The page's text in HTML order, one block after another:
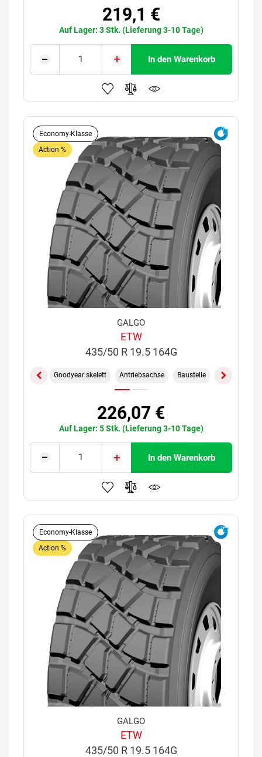
219,1 €
Auf Lager: 3 Stk. (Lieferung 3-10 Tage)
In den Warenkorb
Economy-Klasse
Action %
GALGO
ETW
435/50 R 19.5 164G
Goodyear skelett Antriebsachse Baustelle
226,07 €
Auf Lager: 5 Stk. (Lieferung 3-10 Tage)
In den Warenkorb
Economy-Klasse
Action %
GALGO
ETW
435/50 R 19.5 164G